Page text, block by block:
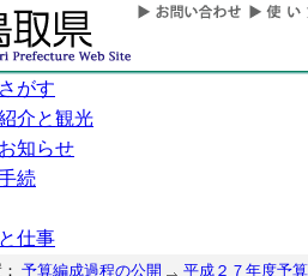
がす
介と観光
知らせ
続
仕事
予算編成過程の公開 平成２７年度予算